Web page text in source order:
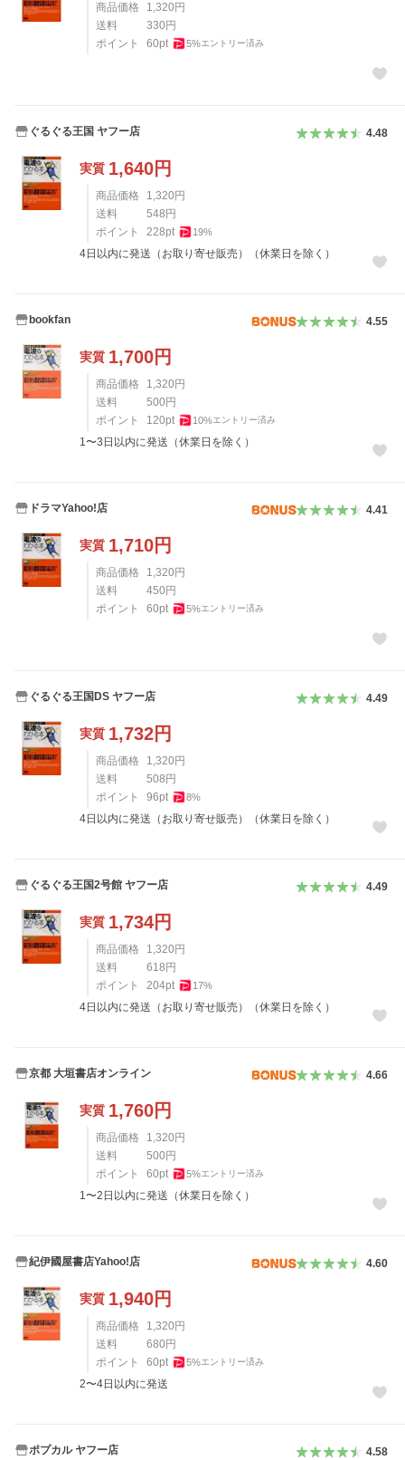
商品価格 1,320 円
送料
330 円
ポイント
60pt 5%エントリー済み
ぐるぐる王国 ヤフー店 4.48
実質 1,640円
商品価格 1,320 円
送料
548 円
ポイント
228pt 19%
4日以内に発送（お取り寄せ販売）（休業日を除く）
bookfan 4.55
実質 1,700円
商品価格 1,320 円
送料
500 円
ポイント
120pt 10%エントリー済み
1〜3日以内に発送（休業日を除く）
ドラマYahoo!店 4.41
実質 1,710円
商品価格 1,320 円
送料
450 円
ポイント
60pt 5%エントリー済み
ぐるぐる王国DS ヤフー店 4.49
実質 1,732円
商品価格 1,320 円
送料
508 円
ポイント
96pt 8%
4日以内に発送（お取り寄せ販売）（休業日を除く）
ぐるぐる王国2号館 ヤフー店 4.49
実質 1,734円
商品価格 1,320 円
送料
618 円
ポイント
204pt 17%
4日以内に発送（お取り寄せ販売）（休業日を除く）
京都 大垣書店オンライン 4.66
実質 1,760円
商品価格 1,320 円
送料
500 円
ポイント
60pt 5%エントリー済み
1〜2日以内に発送（休業日を除く）
紀伊國屋書店Yahoo!店 4.60
実質 1,940円
商品価格 1,320 円
送料
680 円
ポイント
60pt 5%エントリー済み
2〜4日以内に発送
ポプカル ヤフー店 4.58